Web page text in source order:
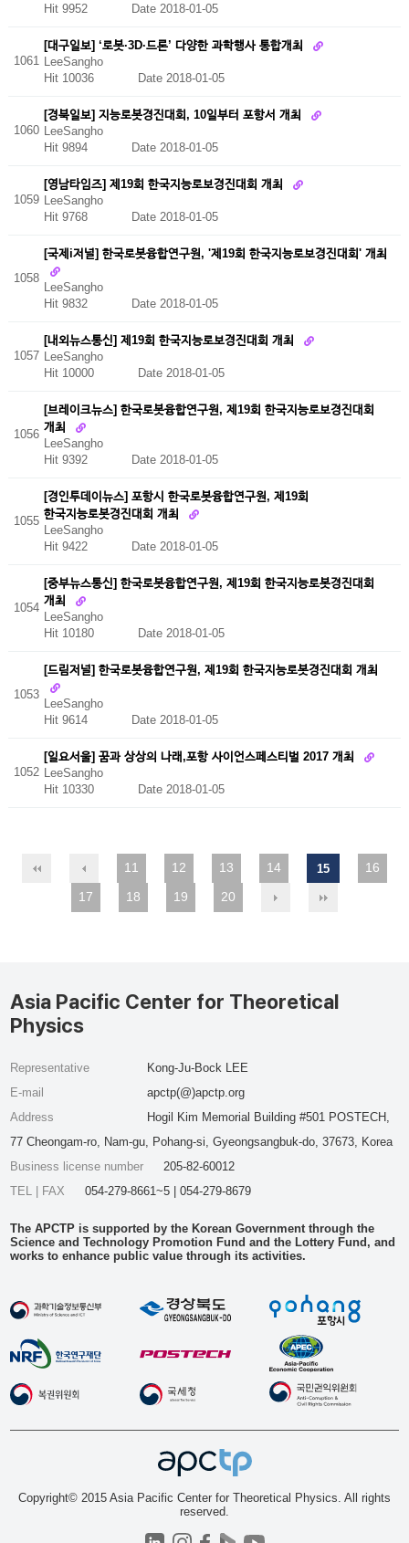
Hit 9952 Date 2018-01-05
1061
[대구일보] ‘로봇·3D·드론’ 다양한 과학행사 통합개최
LeeSangho
Hit 10036
Date 2018-01-05
1060
[경북일보] 지능로봇경진대회, 10일부터 포항서 개최
LeeSangho
Hit 9894
Date 2018-01-05
1059
[영남타임즈] 제19회 한국지능로보경진대회 개최
LeeSangho
Hit 9768
Date 2018-01-05
1058
[국제i저널] 한국로봇융합연구원, '제19회 한국지능로보경진대회' 개최
LeeSangho
Hit 9832 Date 2018-01-05
1057
[내외뉴스통신] 제19회 한국지능로보경진대회 개최
LeeSangho
Hit 10000
Date 2018-01-05
1056
[브레이크뉴스] 한국로봇융합연구원, 제19회 한국지능로보경진대회
개최
LeeSangho
Hit 9392 Date 2018-01-05
1055
[경인투데이뉴스] 포항시 한국로봇융합연구원, 제19회
한국지능로봇경진대회 개최
LeeSangho
Hit 9422 Date 2018-01-05
1054
[중부뉴스통신] 한국로봇융합연구원, 제19회 한국지능로봇경진대회
개최
LeeSangho
Hit 10180 Date 2018-01-05
1053
[드림저널] 한국로봇융합연구원, 제19회 한국지능로봇경진대회 개최
LeeSangho
Hit 9614 Date 2018-01-05
1052
[일요서울] 꿈과 상상의 나래,포항 사이언스페스티벌 2017 개최
LeeSangho
Hit 10330
Date 2018-01-05
11 12 13 14 15
16
17
18 19 20
Asia Pacific Center for Theoretical
Physics
Representative
Kong-Ju-Bock LEE
E-mail
apctp(@)apctp.org
Address
Hogil Kim Memorial Building #501 POSTECH,
77 Cheongam-ro, Nam-gu, Pohang-si, Gyeongsangbuk-do, 37673, Korea
Business license number
205-82-60012
TEL | FAX
054-279-8661~5 | 054-279-8679
The APCTP is supported by the Korean Government through the
Science and Technology Promotion Fund and the Lottery Fund, and
works to enhance public value through its activities.
Copyright© 2015 Asia Pacific Center for Theoretical Physics. All rights
reserved.